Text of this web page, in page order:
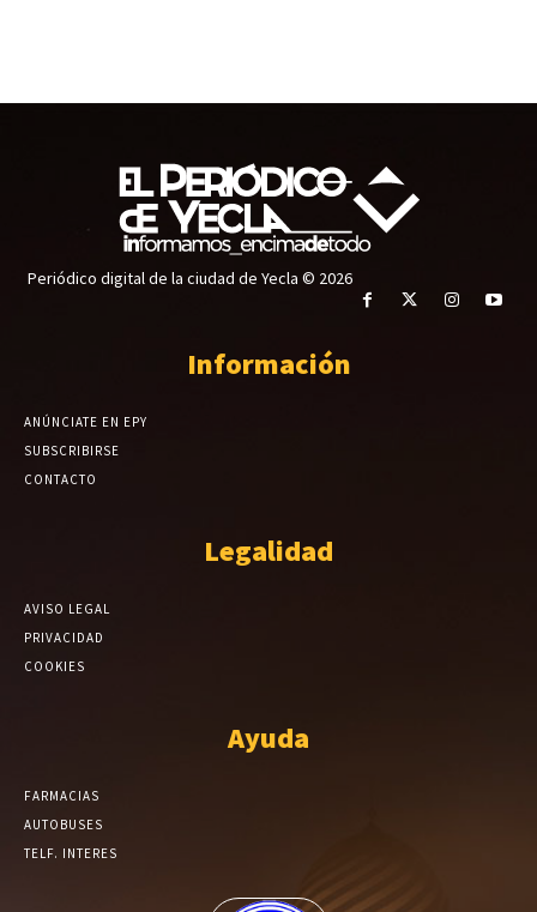
Periódico digital de la ciudad de Yecla © 2026
Información
ANÚNCIATE EN EPY
SUBSCRIBIRSE
CONTACTO
Legalidad
AVISO LEGAL
PRIVACIDAD
COOKIES
Ayuda
FARMACIAS
AUTOBUSES
TELF. INTERES